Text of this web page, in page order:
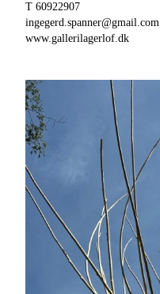
T 60922907
ingegerd.spanner@gmail.com
www.gallerilagerlof.dk